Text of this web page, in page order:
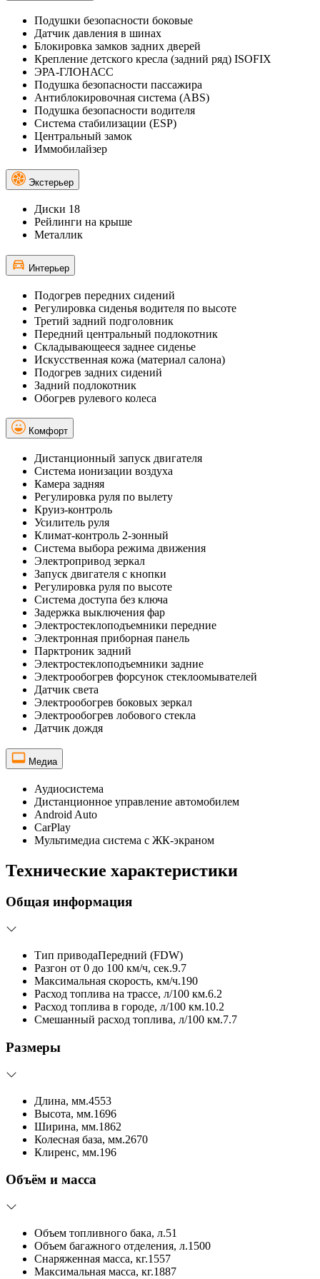
Подушки безопасности боковые
Датчик давления в шинах
Блокировка замков задних дверей
Крепление детского кресла (задний ряд) ISOFIX
ЭРА-ГЛОНАСС
Подушка безопасности пассажира
Антиблокировочная система (ABS)
Подушка безопасности водителя
Система стабилизации (ESP)
Центральный замок
Иммобилайзер
Экстерьер
Диски 18
Рейлинги на крыше
Металлик
Интерьер
Подогрев передних сидений
Регулировка сиденья водителя по высоте
Третий задний подголовник
Передний центральный подлокотник
Складывающееся заднее сиденье
Искусственная кожа (материал салона)
Подогрев задних сидений
Задний подлокотник
Обогрев рулевого колеса
Комфорт
Дистанционный запуск двигателя
Система ионизации воздуха
Камера задняя
Регулировка руля по вылету
Круиз-контроль
Усилитель руля
Климат-контроль 2-зонный
Система выбора режима движения
Электропривод зеркал
Запуск двигателя с кнопки
Регулировка руля по высоте
Система доступа без ключа
Задержка выключения фар
Электростеклоподъемники передние
Электронная приборная панель
Парктроник задний
Электростеклоподъемники задние
Электрообогрев форсунок стеклоомывателей
Датчик света
Электрообогрев боковых зеркал
Электрообогрев лобового стекла
Датчик дождя
Медиа
Аудиосистема
Дистанционное управление автомобилем
Android Auto
CarPlay
Мультимедиа система с ЖК-экраном
Технические характеристики
Общая информация
Тип приводаПередний (FDW)
Разгон от 0 до 100 км/ч, сек.9.7
Максимальная скорость, км/ч.190
Расход топлива на трассе, л/100 км.6.2
Расход топлива в городе, л/100 км.10.2
Смешанный расход топлива, л/100 км.7.7
Размеры
Длина, мм.4553
Высота, мм.1696
Ширина, мм.1862
Колесная база, мм.2670
Клиренс, мм.196
Объём и масса
Объем топливного бака, л.51
Объем багажного отделения, л.1500
Снаряженная масса, кг.1557
Максимальная масса, кг.1887